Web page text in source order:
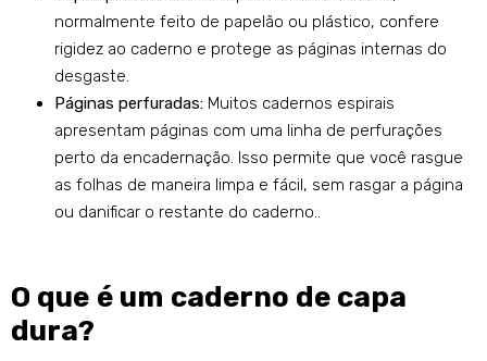
normalmente feito de papelão ou plástico, confere
rigidez ao caderno e protege as páginas internas do
desgaste.
Páginas perfuradas: Muitos cadernos espirais
apresentam páginas com uma linha de perfurações
perto da encadernação. Isso permite que você rasgue
as folhas de maneira limpa e fácil, sem rasgar a página
ou danificar o restante do caderno..
O que é um caderno de capa
dura?